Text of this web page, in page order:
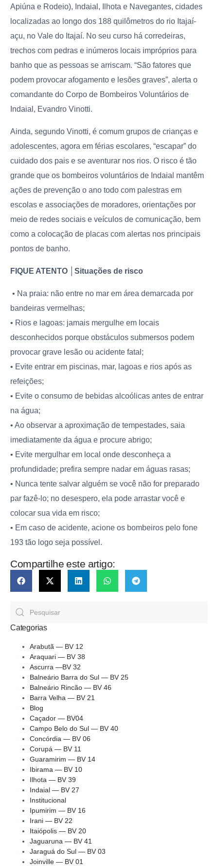
Apiúna e Rodeio), Indaial, Ilhota e Navegantes, cidades
localizadas ao longo dos 188 quilômetros do rio Itajaí-
açu, no Vale do Itajaí. No seu curso há corredeiras,
trechos com pedras e inúmeros locais impróprios para
banho que as pessoas se arriscam. “São fatores que
podem provocar afogamento e lesões graves”, alerta o
comandante do Corpo de Bombeiros Voluntários de
Indaial, Evandro Vinotti.
Ainda, segundo Vinotti, é comum grupos de crianças e
adolescentes, agora em férias escolares, “escapar” do
cuidado dos pais e se aventurar nos rios. O risco é tão
grande que os bombeiros voluntários de Indaial mantêm
ações de prevenção o ano todo com palestras em
escolas e associações de moradores, orientações por
meio de redes sociais e veículos de comunicação, bem
como a colocação de placas com alertas nos principais
pontos de banho.
FIQUE ATENTO │Situações de risco
• Na praia: não entre no mar em área demarcada por
bandeiras vermelhas;
• Rios e lagoas: jamais mergulhe em locais
desconhecidos porque obstáculos submersos podem
provocar grave lesão ou acidente fatal;
• Evite entrar em piscinas, mar, lagoas e rios após as
refeições;
• Evite o consumo de bebidas alcoólicas antes de entrar
na água;
• Ao observar a aproximação de tempestades, saia
imediatamente da água e procure abrigo;
• Evite mergulhar em local onde desconheça a
profundidade; prefira sempre nadar em águas rasas;
• Nunca tente salvar alguém se você não for preparado
par fazê-lo; no desespero, ela pode arrastar você e
colocar sua vida em risco;
• Em caso de acidente, acione os bombeiros pelo fone
193 tão logo seja possível.
Compartilhe este artigo:
Categorias
Arabutã — BV 12
Araquari — BV 38
Ascurra —BV 32
Balneário Barra do Sul — BV 25
Balneário Rincão — BV 46
Barra Velha — BV 21
Blog
Caçador — BV04
Campo Belo do Sul — BV 40
Concórdia — BV 06
Corupá — BV 11
Guaramirim — BV 14
Ibirama — BV 10
Ilhota — BV 39
Indaial — BV 27
Institucional
Ipumirim — BV 16
Irani — BV 22
Itaiópolis — BV 20
Jaguaruna — BV 41
Jaraguá do Sul — BV 03
Joinville — BV 01